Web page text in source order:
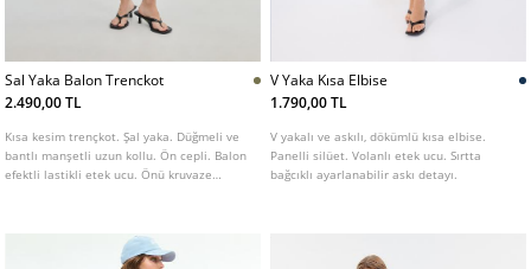
Sal Yaka Balon Trenckot
2.490,00 TL
Kısa kesim trençkot. Şal yaka. Düğmeli ve
bantlı manşetli uzun kollu. Ön cepli. Balon
efektli lastikli etek ucu. Önü kruvaze
V Yaka Kısa Elbise
1.790,00 TL
V yakalı ve askılı, dökümlü kısa elbise.
Panelli silüet. Volanlı etek ucu. Sırtta
bağcıklı ayarlanabilir askı detayı.